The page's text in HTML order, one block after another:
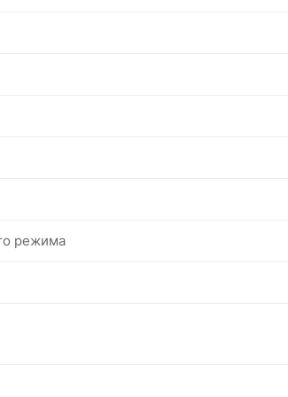
режима